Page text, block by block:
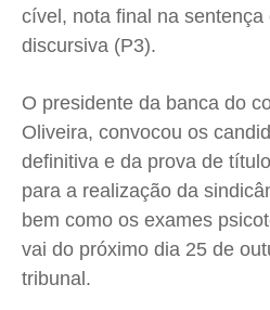
Economia
Cultura
Caetano Roque
Gustavo Bastos
Jr Mignone (in memorian)
Wanda Sily
Economia
Cultura
Caetano Roque
Gustavo Bastos
Jr Mignone (in memorian)
Wanda Sily
Economia
Cultura
Caetano Roque
Gustavo Bastos
Jr Mignone (in memorian)
Wanda Sily
Economia
Cultura
Caetano Roque
Gustavo Bastos
Jr Mignone (in memorian)
Wanda Sily
cível, nota final na
discursiva (P3).
O presidente da banca do
Oliveira, convocou os
definitiva e da prova de
para a realização da
bem como os exames
vai do próximo dia 25 de
tribunal.